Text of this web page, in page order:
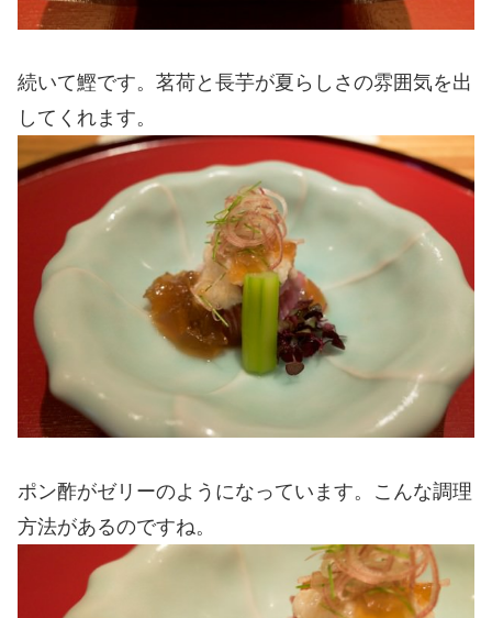
続いて鰹です。茗荷と長芋が夏らしさの雰囲気を出
してくれます。
ポン酢がゼリーのようになっています。こんな調理
方法があるのですね。